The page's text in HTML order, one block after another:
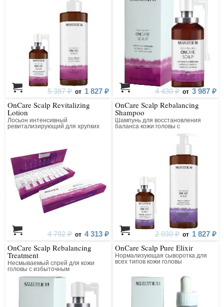
5 387 ₽ от 1 827 ₽ 4 430 ₽ от 3 987 ₽
OnCare Scalp Revitalizing
Lotion
Лосьон интенсивный
ревитализирующий для хрупких
4 792 ₽ от 4 313 ₽
OnCare Scalp Rebalancing
Shampoo
Шампунь для восстановления
баланса кожи головы с
избыточным образованием
2 030 ₽ от 1 827 ₽
OnCare Scalp Rebalancing
Treatment
Несмываемый спрей для кожи
головы с избыточным
образованием кожного сала
OnCare Scalp Pure Elixir
Нормализующая сыворотка для
всех типов кожи головы